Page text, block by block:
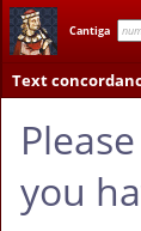
Cantiga
Text
you